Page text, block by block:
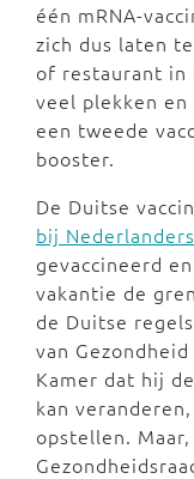
één mRNA-
zich dus laten
of restaurant in
veel plekken
een tweede
booster.
De Duitse
bij Nederlanders
gevaccineerd
vakantie de
de Duitse
van
Kamer dat hij
kan
opstellen.